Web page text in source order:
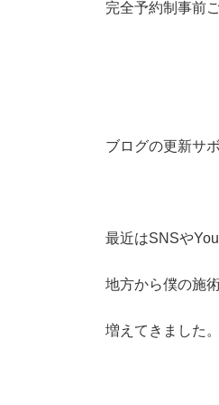
完全予約制事前
ブログの更新サ
最近はSNSや
地方から僕の施
増えてきました。